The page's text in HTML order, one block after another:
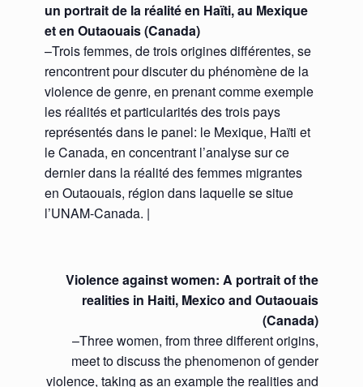
un portrait de la réalité en Haïti, au Mexique
et en Outaouais (Canada)
–Trois femmes, de trois origines différentes, se
rencontrent pour discuter du phénomène de la
violence de genre, en prenant comme exemple
les réalités et particularités des trois pays
représentés dans le panel: le Mexique, Haïti et
le Canada, en concentrant l’analyse sur ce
dernier dans la réalité des femmes migrantes
en Outaouais, région dans laquelle se situe
l’UNAM-Canada. |
Violence against women: A portrait of the
realities in Haiti, Mexico and Outaouais
(Canada)
–Three women, from three different origins,
meet to discuss the phenomenon of gender
violence, taking as an example the realities and